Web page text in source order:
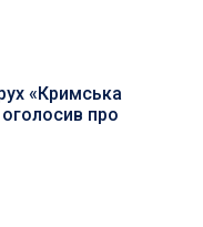
«Кримська
оголосив про